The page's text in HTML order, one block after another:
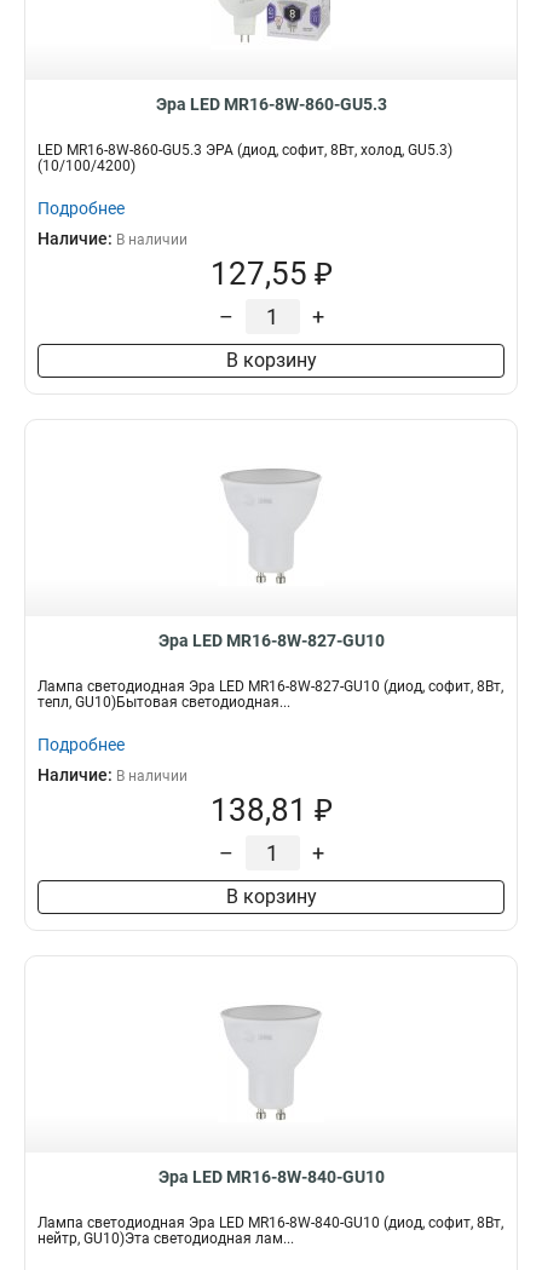
Эра LED MR16-8W-860-GU5.3
LED MR16-8W-860-GU5.3 ЭРА (диод, софит, 8Вт, холод, GU5.3)
(10/100/4200)
Подробнее
Наличие: В наличии
127,55 ₽
– +
В корзину
Эра LED MR16-8W-827-GU10
Лампа светодиодная Эра LED MR16-8W-827-GU10 (диод, софит, 8Вт,
тепл, GU10)Бытовая светодиодная...
Подробнее
Наличие: В наличии
138,81 ₽
– +
В корзину
Эра LED MR16-8W-840-GU10
Лампа светодиодная Эра LED MR16-8W-840-GU10 (диод, софит, 8Вт,
нейтр, GU10)Эта светодиодная лам...